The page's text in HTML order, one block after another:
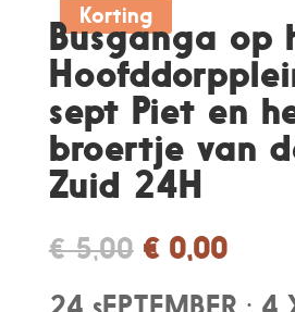
Korting
Busganga op
sept Piet en
broertje van
Zuid 24H
€5,00 Original
price
was:
€0,00
is: